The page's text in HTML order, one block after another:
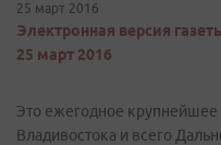
25 март 2016
Электронная версия
25 март 2016
Это ежегодное
Владивостока и всего